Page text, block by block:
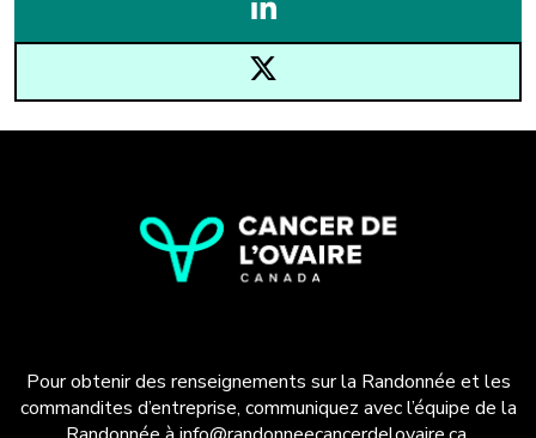
Pour obtenir des renseignements sur la Randonnée et les
commandites d’entreprise, communiquez avec l’équipe de la